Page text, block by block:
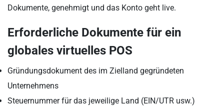
Dokumente, genehmigt und das Konto geht live.
Erforderliche Dokumente für ein
globales virtuelles POS
Gründungsdokument des im Zielland gegründeten
Unternehmens
Steuernummer für das jeweilige Land (EIN/UTR usw.)